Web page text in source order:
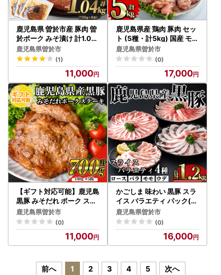
鹿児島県 曽於市産 豚肉 曽
於ポーク みそ漬け 計1.04
kg(130g×8袋)【Rana】
A789-03
鹿児島県曽於市
(1)
11,000
鹿児島県産 鶏肉 豚肉 セッ
ト (5種・計5kg) 国産 モモ
ムネ【Rana】A252-v01
鹿児島県曽於市
(0)
17,000
【ギフト対応可能】鹿児島
黒豚 みそだれ ポーク ステ
ーキ (140g×5枚・計700
g) 【ナンチク】A479
鹿児島県曽於市
(0)
11,000
かごしま 味わい 黒豚 スラ
イス バラエティ パック(合
計1.2kg)【KNOT】A549
鹿児島県曽於市
(0)
16,000
前へ 1 2 3 4 5 次へ